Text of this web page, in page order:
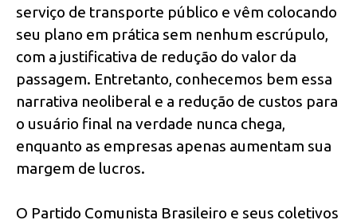
serviço de transporte público e vêm colocando
seu plano em prática sem nenhum escrúpulo,
com a justificativa de redução do valor da
passagem. Entretanto, conhecemos bem essa
narrativa neoliberal e a redução de custos para
o usuário final na verdade nunca chega,
enquanto as empresas apenas aumentam sua
margem de lucros.
O Partido Comunista Brasileiro e seus coletivos